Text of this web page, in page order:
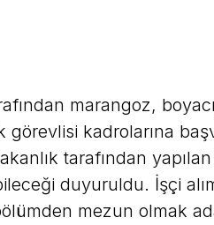
marangoz,
görevlisi kadrolarına
tarafından
duyuruldu. İşçi
mezun olmak